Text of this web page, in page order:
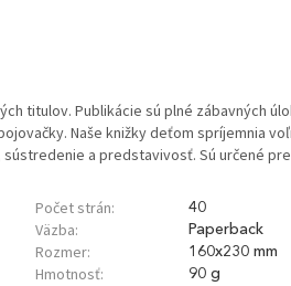
titulov. Publikácie sú plné zábavných
Naše knižky deťom spríjemnia
a predstavivosť. Sú určené
Počet strán: 40
Väzba: Paperback
Rozmer: 160x230 mm
Hmotnosť: 90 g